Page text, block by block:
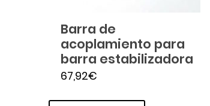
Barra de
acoplamiento para
barra estabilizadora
67,92€